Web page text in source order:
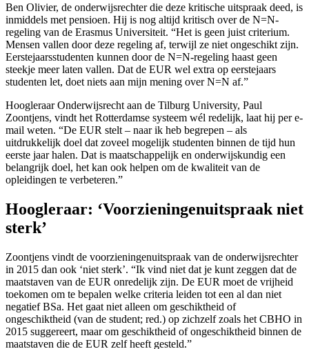
Ben Olivier, de onderwijsrechter die deze kritische uitspraak deed, is
inmiddels met pensioen. Hij is nog altijd kritisch over de N=N-
regeling van de Erasmus Universiteit. “Het is geen juist criterium.
Mensen vallen door deze regeling af, terwijl ze niet ongeschikt zijn.
Eerstejaarsstudenten kunnen door de N=N-regeling haast geen
steekje meer laten vallen. Dat de EUR wel extra op eerstejaars
studenten let, doet niets aan mijn mening over N=N af.”
Hoogleraar Onderwijsrecht aan de Tilburg University, Paul
Zoontjens, vindt het Rotterdamse systeem wél redelijk, laat hij per e-
mail weten. “De EUR stelt – naar ik heb begrepen – als
uitdrukkelijk doel dat zoveel mogelijk studenten binnen de tijd hun
eerste jaar halen. Dat is maatschappelijk en onderwijskundig een
belangrijk doel, het kan ook helpen om de kwaliteit van de
opleidingen te verbeteren.”
Hoogleraar: ‘Voorzieningenuitspraak niet
sterk’
Zoontjens vindt de voorzieningenuitspraak van de onderwijsrechter
in 2015 dan ook ‘niet sterk’. “Ik vind niet dat je kunt zeggen dat de
maatstaven van de EUR onredelijk zijn. De EUR moet de vrijheid
toekomen om te bepalen welke criteria leiden tot een al dan niet
negatief BSa. Het gaat niet alleen om geschiktheid of
ongeschiktheid (van de student; red.) op zichzelf zoals het CBHO in
2015 suggereert, maar om geschiktheid of ongeschiktheid binnen de
maatstaven die de EUR zelf heeft gesteld.”